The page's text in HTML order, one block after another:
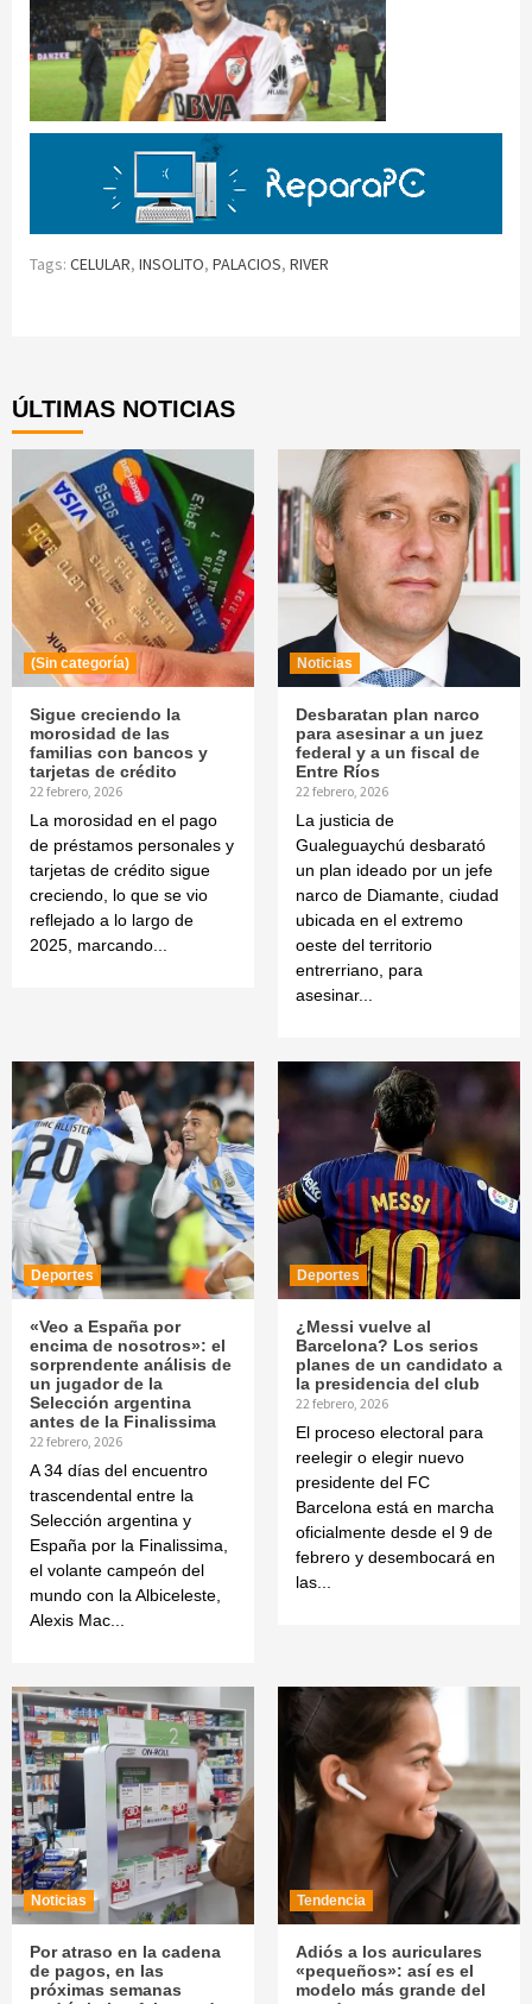
Tags: CELULAR, INSOLITO, PALACIOS, RIVER
ÚLTIMAS NOTICIAS
(Sin categoría)
Sigue creciendo la
morosidad de las
familias con bancos y
tarjetas de crédito
22 febrero, 2026
La morosidad en el pago
de préstamos personales y
tarjetas de crédito sigue
creciendo, lo que se vio
reflejado a lo largo de
2025, marcando...
Noticias
Desbaratan plan narco
para asesinar a un juez
federal y a un fiscal de
Entre Ríos
22 febrero, 2026
La justicia de
Gualeguaychú desbarató
un plan ideado por un jefe
narco de Diamante, ciudad
ubicada en el extremo
oeste del territorio
entrerriano, para
asesinar...
Deportes
«Veo a España por
encima de nosotros»: el
sorprendente análisis de
un jugador de la
Selección argentina
antes de la Finalissima
22 febrero, 2026
A 34 días del encuentro
trascendental entre la
Selección argentina y
España por la Finalissima,
el volante campeón del
mundo con la Albiceleste,
Alexis Mac...
Deportes
¿Messi vuelve al
Barcelona? Los serios
planes de un candidato a
la presidencia del club
22 febrero, 2026
El proceso electoral para
reelegir o elegir nuevo
presidente del FC
Barcelona está en marcha
oficialmente desde el 9 de
febrero y desembocará en
las...
Noticias
Por atraso en la cadena
de pagos, en las
próximas semanas
Tendencia
Adiós a los auriculares
«pequeños»: así es el
modelo más grande del